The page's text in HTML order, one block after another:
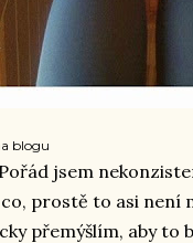
blogu
jsem
prostě to asi není
přemýšlím, aby to